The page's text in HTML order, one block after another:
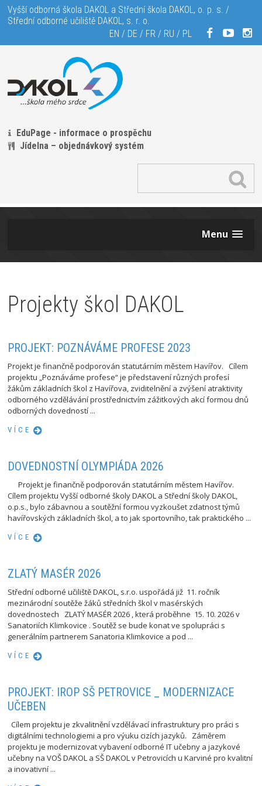
Vyšší odborná škola DAKOL a Střední škola DAKOL, o. p. s. /
Střední odborné učiliště DAKOL, s. r. o.
EN / DE / FR/ RU / PL
EduPage - informace o prospěchu
Jídelna – objednávkový systém
Menu
Projekty škol DAKOL
PROJEKT: POZNÁVÁME PROFESE 2023
Projekt je finančně podporován statutárním městem Havířov. Cílem
projektu „Poznáváme profese“ je představení různých profesí
žákům základních škol z Havířova, zviditelnění a zvýšení atraktivity
odborného vzdělávání prostřednictvím zážitkových akcí formou dnů
odborných dovedností ...
VÍCE
DOVEDNOSTNÍ OLYMPIÁDA 2026
Projekt je finančně podporován statutárním městem Havířov.
Cílem projektu Vyšší odborné školy DAKOL a Střední školy DAKOL,
o.p.s., bylo zábavnou a soutěžní formou vyzkoušet zdatnost týmů
havířovských základních škol, a to jak sportovního, tak praktického ...
VÍCE
ZLATÝ MASÉR 2026
Střední odborné učiliště DAKOL, s.r.o. uspořádá již 11. ročník
mezinárodní soutěže žáků středních škol v masérských
dovednostech ZLATÝ MASÉR 2026 , která proběhne 15. 10. 2026 v
Sanatoriích Klimkovice . Soutěž se bude konat ve spolupráci s
generálním partnerem Sanatoria Klimkovice a pod ...
VÍCE
PROJEKT: IROP SŠ PETROVICE _ MODERNIZACE
UČEBEN
Cílem projektu je zkvalitnění vzdělávací infrastruktury pro práci s
digitálními technologiemi a pro výuku cizích jazyků. Záměrem
projektu je modernizovat vybavení odborné IT učebny a jazykové
učebny na VOŠ DAKOL a SŠ DAKOL v Petrovicích u Karviné pro kvalitní
a inovativní ...